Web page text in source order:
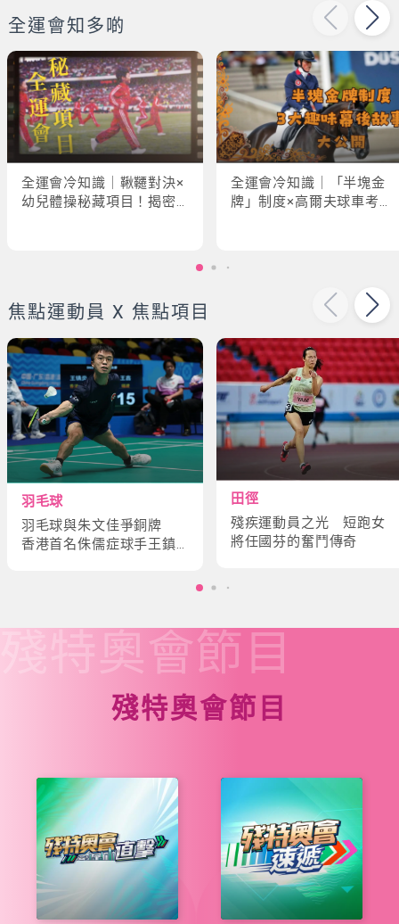
全運會知多啲
全運會冷知識｜鞦韆對決×
幼兒體操秘藏項目！揭密
全運會冷知識｜「半塊金
牌」制度×高爾夫球車考牌
焦點運動員 X 焦點項目
羽毛球
羽毛球與朱文佳爭銅牌
香港首名侏儒症球手王鎮
田徑
殘疾運動員之光 短跑女
將任國芬的奮鬥傳奇
殘特奧會節目
殘特奧會節目